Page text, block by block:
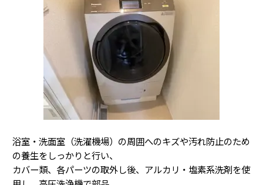
浴室・洗面室（洗濯機場）の周囲へのキズや汚れ防止のため
の養生をしっかりと行い、
カバー類、各パーツの取外し後、アルカリ・塩素系洗剤を使